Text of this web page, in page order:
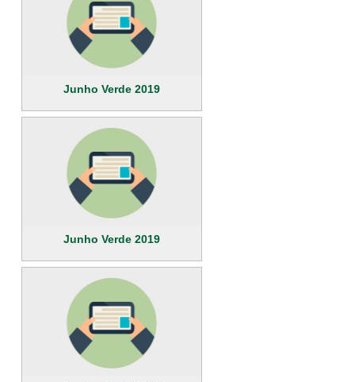
Junho Verde 2019
Junho Verde 2019